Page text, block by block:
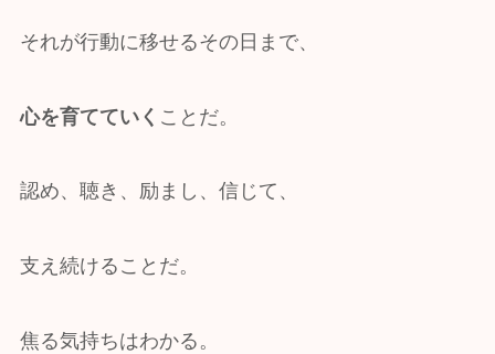
それが行動に移せるその日まで、
心を育てていく ことだ。
認め、聴き、励まし、信じて、
支え続けることだ。
焦る気持ちはわかる。